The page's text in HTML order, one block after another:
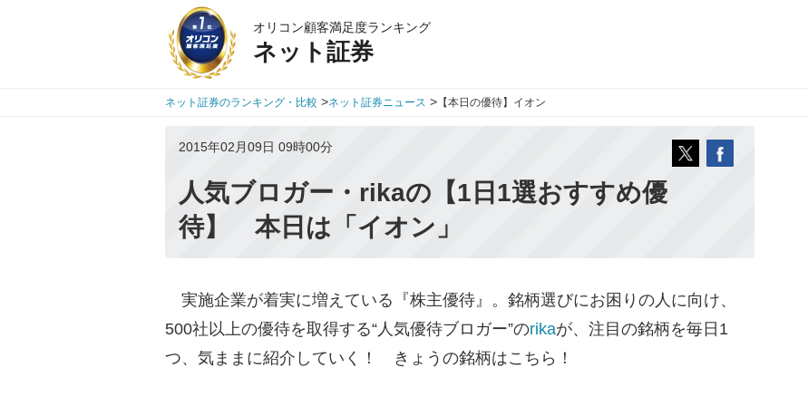
オリコン顧客満足度ランキング
ネット証券
ネット証券のランキング・比較 >ネット証券ニュース > 【本日の優待】イオン
2015年02月09日 09時00分
人気ブロガー・rikaの【1日1選おすすめ優
待】 本日は「イオン」
実施企業が着実に増えている『株主優待』。銘柄選びにお困りの人に向け、
500社以上の優待を取得する“人気優待ブロガー”のrikaが、注目の銘柄を毎日1
つ、気ままに紹介していく！ きょうの銘柄はこちら！